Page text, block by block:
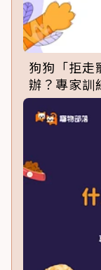
狗狗「拒走
辦？專家訓